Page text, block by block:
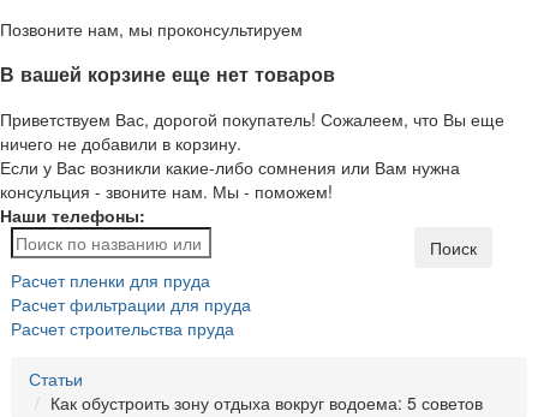
Позвоните нам, мы проконсультируем
В вашей корзине еще нет товаров
Приветствуем Вас, дорогой покупатель! Сожалеем, что Вы еще
ничего не добавили в корзину.
Если у Вас возникли какие-либо сомнения или Вам нужна
консульция - звоните нам. Мы - поможем!
Наши телефоны:
Поиск
Расчет пленки для пруда
Расчет фильтрации для пруда
Расчет строительства пруда
Статьи
Как обустроить зону отдыха вокруг водоема: 5 советов